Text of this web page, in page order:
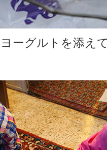
ーグルトを添え